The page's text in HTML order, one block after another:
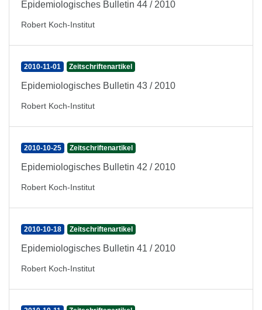
Epidemiologisches Bulletin 44 / 2010
Robert Koch-Institut
2010-11-01 Zeitschriftenartikel
Epidemiologisches Bulletin 43 / 2010
Robert Koch-Institut
2010-10-25 Zeitschriftenartikel
Epidemiologisches Bulletin 42 / 2010
Robert Koch-Institut
2010-10-18 Zeitschriftenartikel
Epidemiologisches Bulletin 41 / 2010
Robert Koch-Institut